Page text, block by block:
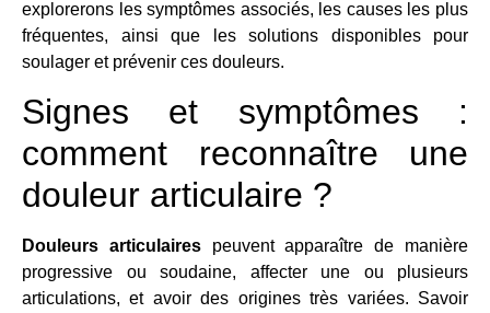
explorerons les symptômes associés, les causes les plus
fréquentes, ainsi que les solutions disponibles pour
soulager et prévenir ces douleurs.
Signes et symptômes :
comment reconnaître une
douleur articulaire ?
Douleurs articulairespeuvent apparaître de manière
progressive ou soudaine, affecter une ou plusieurs
articulations, et avoir des origines très variées. Savoir